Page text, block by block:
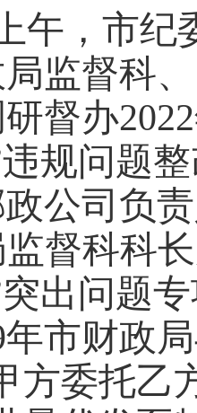
午，市
监督科
督办
规问题
公司负
督科科
出问题
年市财政
方委托乙